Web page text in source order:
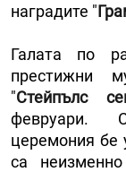
наградите "
Галата по
престижни
"Стейпълс
февруари.
церемония бе
са